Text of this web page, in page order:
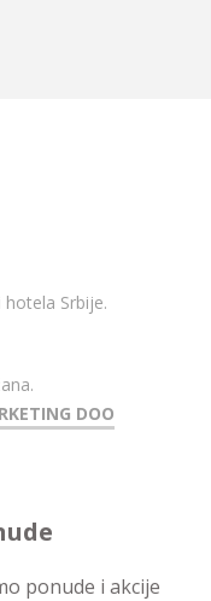
Srbije.
DOO
ponude i akcije